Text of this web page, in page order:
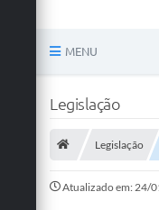
MENU
Legislação
Legislação
Atualizado em: 24/